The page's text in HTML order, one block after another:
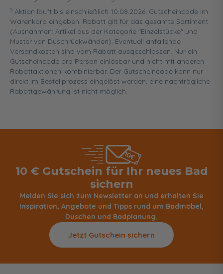
5 Aktion läuft bis einschließlich 10.08.2026. Gutscheincode im
Warenkorb eingeben. Rabatt gilt für das gesamte Sortiment
(Ausnahmen: Artikel aus der Kategorie "Einzelstücke" und
Muster von Duschrückwänden). Eventuell anfallende
Versandkosten sind vom Rabatt ausgeschlossen. Nur ein
Gutscheincode pro Person einlösbar und nicht mit anderen
Rabattaktionen kombinierbar. Der Gutscheincode kann nur
direkt im Bestellprozess eingelöst werden, eine nachträgliche
Rabattgewährung ist nicht möglich.
10 € Gutschein für Ihr neues Bad
sichern
Melden Sie sich zum Newsletter an und erhalten Sie
Inspiration, Angebote und Tipps rund um Badmöbel,
Duschen und Badplanung.
Jetzt Gutschein sichern